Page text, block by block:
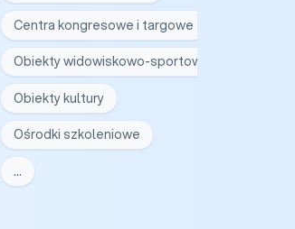
Centra kongresowe i targowe
Obiekty widowiskowo-sportowe
Obiekty kultury
Ośrodki szkoleniowe
…